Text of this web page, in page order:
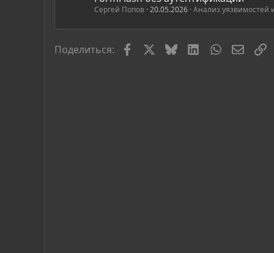
Сергей Попов 20.05.2026 Анализ уязвимостей
Поделиться: FacebookBlueskyLinkedInWhatsApp